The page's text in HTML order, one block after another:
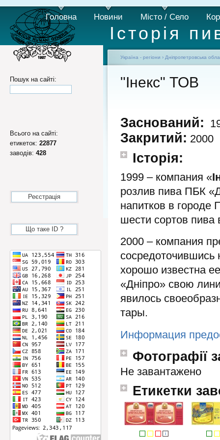
Історія
Головна Новини Місто / Село
Пошук на сайті:
Всього на сайті:
етикеток: 22877
заводів: 428
Реєстрація
Що таке ID ?
Україна - регіони › Дніпропетровська
"Інекс" ТОВ
Заснований:
Закритий: 2000
Історія:
1999 – компания «
розлив пива ПБК
напитков в городе
шести сортов
2000 – компания
сосредоточившись
хорошо известна
«Дніпро» свою
явилось
тары.
Информация
Фотографії
Не завантажено
Етикетки
i